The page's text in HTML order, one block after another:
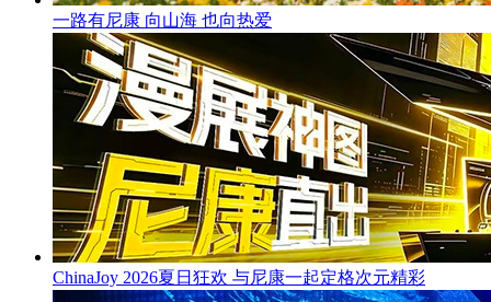
一路有尼康 向山海 也向热爱
ChinaJoy 2026夏日狂欢 与尼康一起定格次元精彩